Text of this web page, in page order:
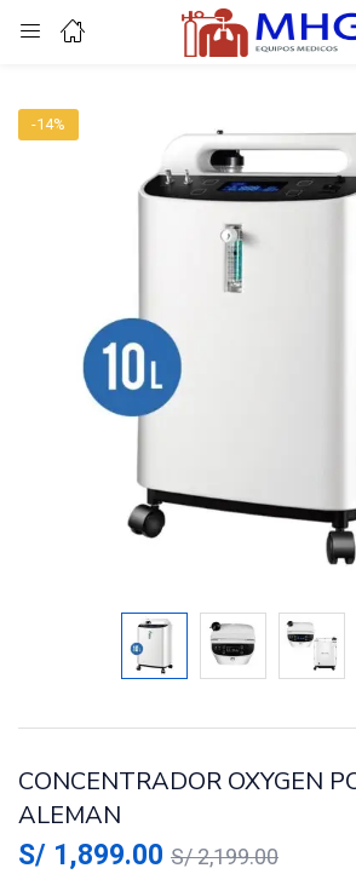
Inicio de
Introduzca su nombre de usuario y
Acuérdate de mí
-14%
CONCENTRADOR OXYGEN
ALEMAN
S/ 1,899.00 S/2,199.00